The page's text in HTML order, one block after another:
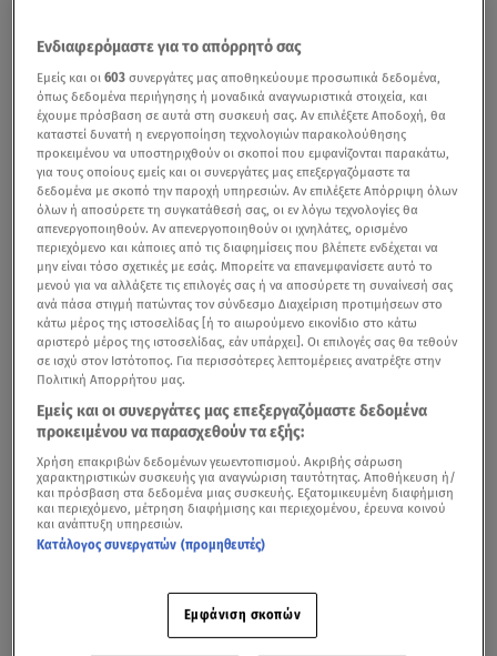
Ενδιαφερόμαστε για το απόρρητό σας
Εμείς και οι603 συνεργάτες μας αποθηκεύουμε προσωπικά δεδομένα,
όπως δεδομένα περιήγησης ή μοναδικά αναγνωριστικά στοιχεία, και
έχουμε πρόσβαση σε αυτά στη συσκευή σας. Αν επιλέξετε Αποδοχή, θα
καταστεί δυνατή η ενεργοποίηση τεχνολογιών παρακολούθησης
προκειμένου να υποστηριχθούν οι σκοποί που εμφανίζονται παρακάτω,
για τους οποίους εμείς και οι συνεργάτες μας επεξεργαζόμαστε τα
δεδομένα με σκοπό την παροχή υπηρεσιών. Αν επιλέξετε Απόρριψη όλων
όλων ή αποσύρετε τη συγκατάθεσή σας, οι εν λόγω τεχνολογίες θα
απενεργοποιηθούν. Αν απενεργοποιηθούν οι ιχνηλάτες, ορισμένο
περιεχόμενο και κάποιες από τις διαφημίσεις που βλέπετε ενδέχεται να
μην είναι τόσο σχετικές με εσάς. Μπορείτε να επανεμφανίσετε αυτό το
μενού για να αλλάξετε τις επιλογές σας ή να αποσύρετε τη συναίνεσή σας
ανά πάσα στιγμή πατώντας τον σύνδεσμο Διαχείριση προτιμήσεων στο
κάτω μέρος της ιστοσελίδας [ή το αιωρούμενο εικονίδιο στο κάτω
αριστερό μέρος της ιστοσελίδας, εάν υπάρχει]. Οι επιλογές σας θα τεθούν
σε ισχύ στον Ιστότοπος. Για περισσότερες λεπτομέρειες ανατρέξτε στην
Πολιτική Απορρήτου μας.
Εμείς και οι συνεργάτες μας επεξεργαζόμαστε δεδομένα
προκειμένου να παρασχεθούν τα εξής:
Χρήση επακριβών δεδομένων γεωεντοπισμού. Ακριβής σάρωση
χαρακτηριστικών συσκευής για αναγνώριση ταυτότητας. Αποθήκευση ή/
και πρόσβαση στα δεδομένα μιας συσκευής. Εξατομικευμένη διαφήμιση
και περιεχόμενο, μέτρηση διαφήμισης και περιεχομένου, έρευνα κοινού
και ανάπτυξη υπηρεσιών.
Κατάλογος συνεργατών (προμηθευτές)
Εμφάνιση σκοπών